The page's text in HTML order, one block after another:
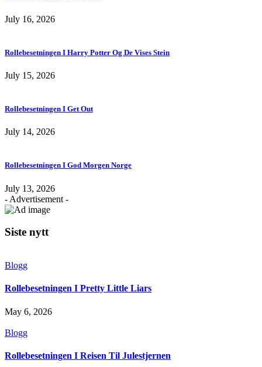
July 16, 2026
Rollebesetningen I Harry Potter Og De Vises Stein
July 15, 2026
Rollebesetningen I Get Out
July 14, 2026
Rollebesetningen I God Morgen Norge
July 13, 2026
- Advertisement -
Siste nytt
Blogg
Rollebesetningen I Pretty Little Liars
May 6, 2026
Blogg
Rollebesetningen I Reisen Til Julestjernen